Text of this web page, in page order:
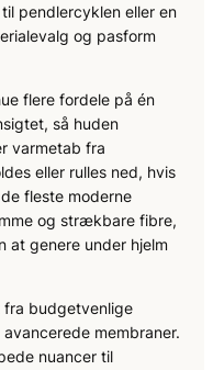
pendlercyklen eller en
og pasform
flere fordele på én
så huden
varmetab fra
eller rulles ned, hvis
fleste moderne
og strækbare fibre,
at genere under hjelm
fra budgetvenlige
membraner.
nuancer til